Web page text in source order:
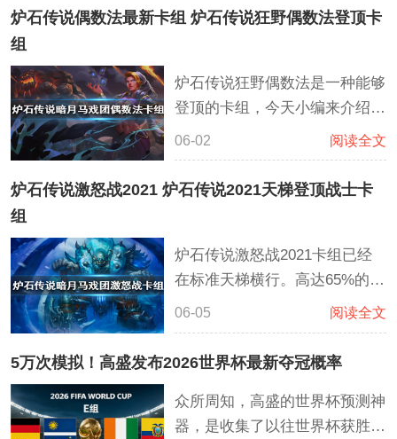
有君莫笑、沐雨橙风、寒烟柔三
炉石传说偶数法最新卡组 炉石传说狂野偶数法登顶卡
组
炉石传说狂野偶数法是一种能够
登顶的卡组，今天小编来介绍一
下关于炉石传说偶数法最新卡组
的相关内容。这套偶数法在偶数
的基础上搭配的宇宙的模式，通
的场面。而卡扎库斯能够很好的
控制场面。克苏恩，破碎之劫也
能够搭配许多卡牌进行控制。
06-02 阅读全文
炉石传说激怒战2021 炉石传说2021天梯登顶战士卡
组
炉石传说激怒战2021卡组已经
在标准天梯横行。高达65%的胜
率让激怒站能够轻松上传说。这
套激怒战士卡组依靠全新的激怒
喝海盗体系成为了胜率超高的职
之锚然后继续过相对的海盗牌。
格罗马什·地狱咆哮拥有非常高
06-05 阅读全文
5万次模拟！高盛发布2026世界杯最新夺冠概率
众所周知，高盛的世界杯预测神
器，是收集了以往世界杯获胜概